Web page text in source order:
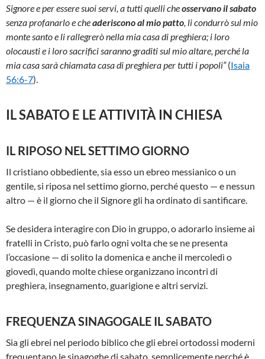
Signore e per essere suoi servi, a tutti quelli cheosservano il sabato
senza profanarlo e cheaderiscono al mio patto , li condurrò sul mio
monte santo e li rallegrerò nella mia casa di preghiera; i loro
olocausti e i loro sacrifici saranno graditi sul mio altare, perché la
mia casa sarà chiamata casa di preghiera per tutti i popoli”(Isaia
56:6-7).
IL SABATO E LE ATTIVITÀ IN CHIESA
IL RIPOSO NEL SETTIMO GIORNO
Il cristiano obbediente, sia esso un ebreo messianico o un
gentile, si riposa nel settimo giorno, perché questo — e nessun
altro — è il giorno che il Signore gli ha ordinato di santificare.
Se desidera interagire con Dio in gruppo, o adorarlo insieme ai
fratelli in Cristo, può farlo ogni volta che se ne presenta
l’occasione — di solito la domenica e anche il mercoledì o
giovedì, quando molte chiese organizzano incontri di
preghiera, insegnamento, guarigione e altri servizi.
FREQUENZA SINAGOGALE IL SABATO
Sia gli ebrei nel periodo biblico che gli ebrei ortodossi moderni
frequentano le sinagoghe di sabato, semplicemente perché è